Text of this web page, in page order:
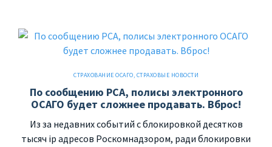
СТРАХОВАНИЕ ОСАГО, СТРАХОВЫЕ НОВОСТИ
По сообщению РСА, полисы электронного
ОСАГО будет сложнее продавать. Вброс!
Из за недавних событий с блокировкой десятков
тысяч ip адресов Роскомнадзором, ради блокировки